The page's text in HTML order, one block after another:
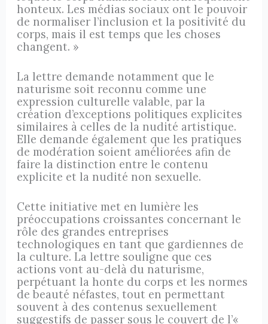
honteux. Les médias sociaux ont le pouvoir
de normaliser l’inclusion et la positivité du
corps, mais il est temps que les choses
changent. »
La lettre demande notamment que le
naturisme soit reconnu comme une
expression culturelle valable, par la
création d’exceptions politiques explicites
similaires à celles de la nudité artistique.
Elle demande également que les pratiques
de modération soient améliorées afin de
faire la distinction entre le contenu
explicite et la nudité non sexuelle.
Cette initiative met en lumière les
préoccupations croissantes concernant le
rôle des grandes entreprises
technologiques en tant que gardiennes de
la culture. La lettre souligne que ces
actions vont au-delà du naturisme,
perpétuant la honte du corps et les normes
de beauté néfastes, tout en permettant
souvent à des contenus sexuellement
suggestifs de passer sous le couvert de l’«